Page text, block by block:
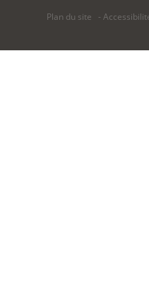
Plan du site